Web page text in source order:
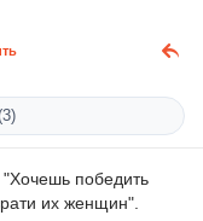
"Хочешь победить
их женщин".